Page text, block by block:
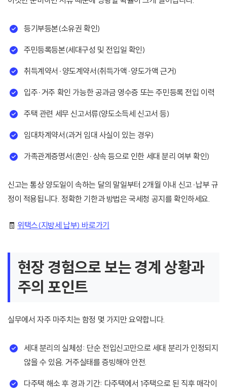
등기부등본(소유권 확인)
주민등록등본(세대구성 및 전입일 확인)
취득계약서·양도계약서(취득가액·양도가액 근거)
입주·거주 확인 가능한 공과금 영수증 또는 주민등록 전입 이력
주택 관련 세무 신고서류(양도소득세 신고서 등)
임대차계약서(과거 임대 사실이 있는 경우)
가족관계증명서(혼인·상속 등으로 인한 세대 분리 여부 확인)
신고는 통상 양도일이 속하는 달의 말일부터 2개월 이내 신고·납부 규
정이 적용됩니다. 정확한 기한과 방법은 국세청 공지를 확인하세요.
🧾 위택스(지방세 납부) 바로가기
현장 경험으로 보는 경계 상황과
주의 포인트
실무에서 자주 마주치는 함정 몇 가지만 요약합니다.
세대 분리의 실체성: 단순 전입신고만으로 세대 분리가 인정되지
않을 수 있음. 거주실태를 증빙해야 안전.
다주택 해소 후 경과 기간: 다주택에서 1주택으로 된 직후 매각이